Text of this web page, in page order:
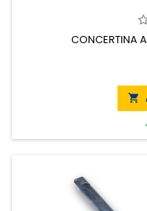
CONCERTINA
